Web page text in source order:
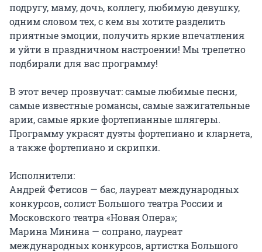
подругу, маму, дочь, коллегу, любимую девушку,
одним словом тех, с кем вы хотите разделить
приятные эмоции, получить яркие впечатления
и уйти в праздничном настроении! Мы трепетно
подбирали для вас программу!
В этот вечер прозвучат: самые любимые песни,
самые известные романсы, самые зажигательные
арии, самые яркие фортепианные шлягеры.
Программу украсят дуэты фортепиано и кларнета,
а также фортепиано и скрипки.
Исполнители:
Андрей Фетисов — бас, лауреат международных
конкурсов, солист Большого театра России и
Московского театра «Новая Опера»;
Марина Минина — сопрано, лауреат
международных конкурсов, артистка Большого